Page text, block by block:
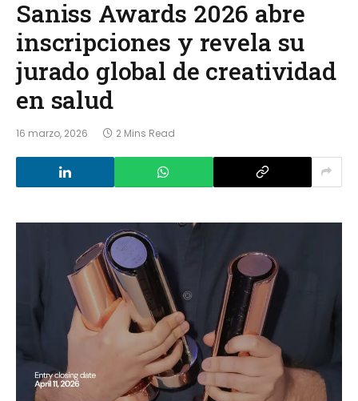
Saniss Awards 2026 abre
inscripciones y revela su
jurado global de creatividad
en salud
16 marzo, 2026 2 Mins Read